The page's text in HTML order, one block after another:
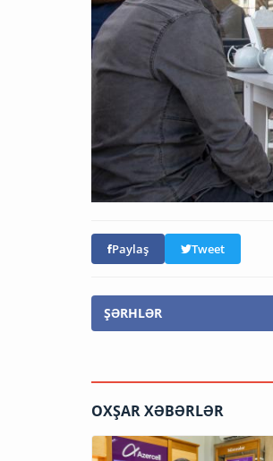
Paylaş Tweet
ŞƏRHLƏR
OXŞAR XƏBƏRLƏR